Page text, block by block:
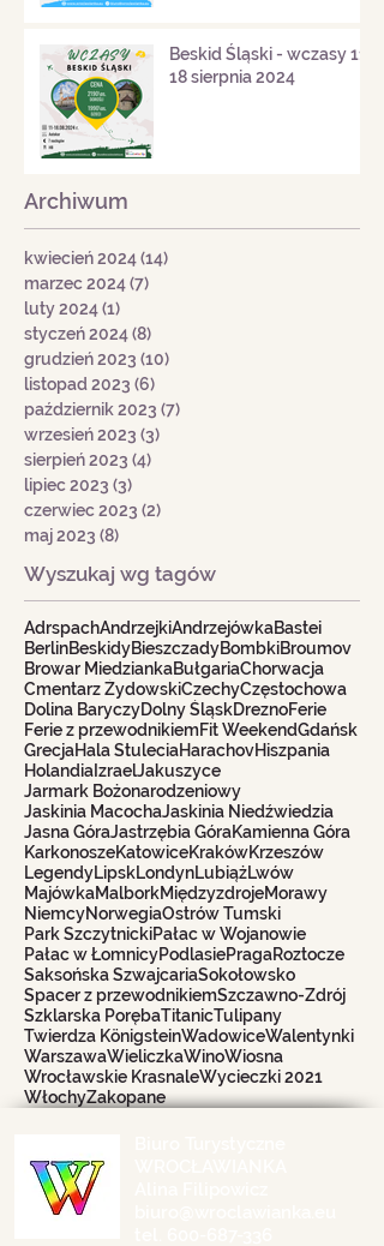
Beskid Śląski - wczasy 11-
18 sierpnia 2024
Archiwum
kwiecień 2024(14)
marzec 2024(7)
luty 2024(1)
styczeń 2024(8)
grudzień 2023 (10)
listopad 2023 (6)
październik 2023 (7)
wrzesień 2023 (3)
sierpień 2023 (4)
lipiec 2023 (3)
czerwiec 2023 (2)
maj 2023 (8)
Wyszukaj wg tagów
AdrspachAndrzejkiAndrzejówkaBastei
BerlinBeskidyBieszczadyBombkiBroumov
Browar MiedziankaBułgariaChorwacja
Cmentarz ŻydowskiCzechyCzęstochowa
Dolina BaryczyDolny ŚląskDreznoFerie
Ferie z przewodnikiemFit WeekendGdańsk
GrecjaHala StuleciaHarachovHiszpania
Holandia IzraelJakuszyce
Jarmark Bożonarodzeniowy
Jaskinia MacochaJaskinia Niedźwiedzia
Jasna GóraJastrzębia GóraKamienna Góra
KarkonoszeKatowiceKrakówKrzeszów
LegendyLipskLondynLubiążLwów
MajówkaMalborkMiędzyzdrojeMorawy
NiemcyNorwegiaOstrów Tumski
Park SzczytnickiPałac w Wojanowie
Pałac w ŁomnicyPodlasiePragaRoztocze
Saksońska SzwajcariaSokołowsko
Spacer z przewodnikiemSzczawno-Zdrój
Szklarska PorębaTitanicTulipany
Twierdza KönigsteinWadowiceWalentynki
WarszawaWieliczkaWinoWiosna
Wrocławskie KrasnaleWycieczki 2021
WłochyZakopane